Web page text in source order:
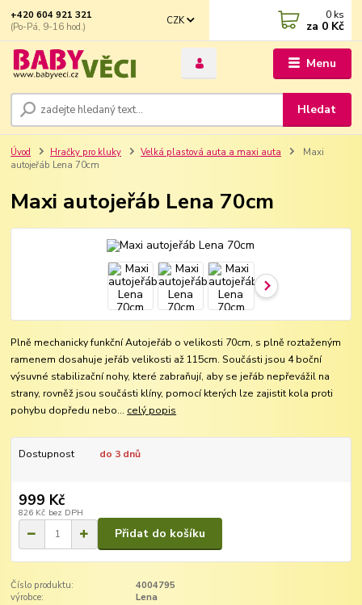
Menu
CZK
Hledat
+420 604 921 321
(Po-Pá, 9-16 hod.)
0 ks
za 0 Kč
Úvod Hračky pro kluky Velká plastová auta a maxi auta
Maxi
autojeřáb Lena 70cm
Maxi autojeřáb Lena 70cm
Plně mechanicky funkční Autojeřáb o velikosti 70cm, s plně roztaženým
ramenem dosahuje jeřáb velikosti až 115cm. Součásti jsou 4 boční
výsuvné stabilizační nohy, které zabraňují, aby se jeřáb nepřevážil na
strany, rovněž jsou součásti klíny, pomocí kterých lze zajistit kola proti
pohybu dopředu nebo... celý popis
Dostupnost do 3 dnů
999 Kč
826 Kč bez DPH
Přidat do košíku
Číslo produktu:
4004795
výrobce:
Lena